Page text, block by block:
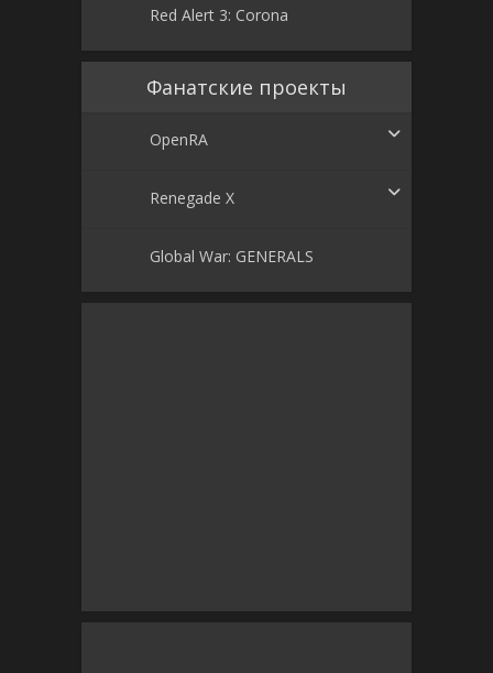
Red Alert 3: Corona
Фанатские проекты
OpenRA
Renegade X
Global War: GENERALS